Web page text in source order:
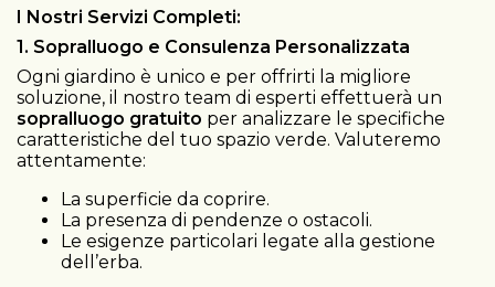
I Nostri Servizi Completi:
1. Sopralluogo e Consulenza Personalizzata
Ogni giardino è unico e per offrirti la migliore
soluzione, il nostro team di esperti effettuerà un
sopralluogo gratuito per analizzare le specifiche
caratteristiche del tuo spazio verde. Valuteremo
attentamente:
La superficie da coprire.
La presenza di pendenze o ostacoli.
Le esigenze particolari legate alla gestione
dell’erba.